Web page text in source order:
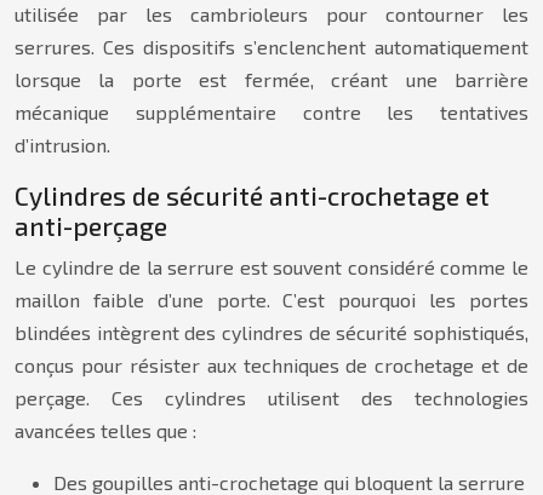
utilisée par les cambrioleurs pour contourner les
serrures. Ces dispositifs s’enclenchent automatiquement
lorsque la porte est fermée, créant une barrière
mécanique supplémentaire contre les tentatives
d’intrusion.
Cylindres de sécurité anti-crochetage et
anti-perçage
Le cylindre de la serrure est souvent considéré comme le
maillon faible d’une porte. C’est pourquoi les portes
blindées intègrent des cylindres de sécurité sophistiqués,
conçus pour résister aux techniques de crochetage et de
perçage. Ces cylindres utilisent des technologies
avancées telles que :
Des goupilles anti-crochetage qui bloquent la serrure